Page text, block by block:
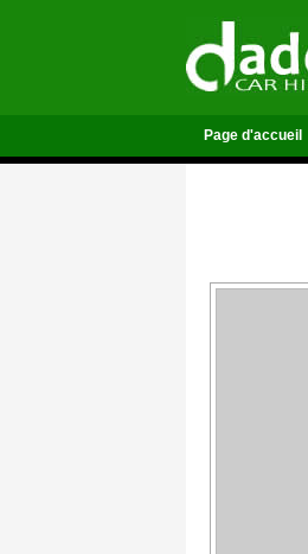
Page d'accueil